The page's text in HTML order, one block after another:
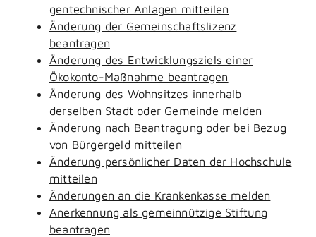
gentechnischer Anlagen mitteilen
Änderung der Gemeinschaftslizenz
beantragen
Änderung des Entwicklungsziels einer
Ökokonto-Maßnahme beantragen
Änderung des Wohnsitzes innerhalb
derselben Stadt oder Gemeinde melden
Änderung nach Beantragung oder bei Bezug
von Bürgergeld mitteilen
Änderung persönlicher Daten der Hochschule
mitteilen
Änderungen an die Krankenkasse melden
Anerkennung als gemeinnützige Stiftung
beantragen